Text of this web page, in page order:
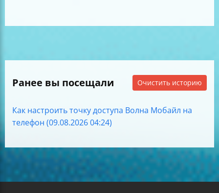
Ранее вы посещали Очистить историю
Как настроить точку доступа Волна Мобайл на
телефон (09.08.2026 04:24)